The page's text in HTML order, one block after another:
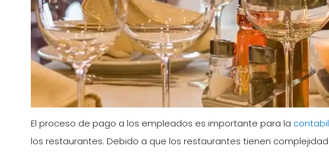
El proceso de pago a los empleados es importante para la
los restaurantes. Debido a que los restaurantes tienen